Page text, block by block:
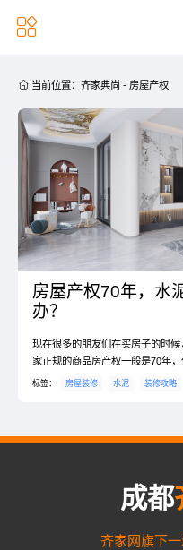

 当前位置： 齐家典尚 - 房屋产权
房屋产权70年，水
办？
现在很多的朋友们在买房子的时
家正规的商品房产权一般是70年
比较仔细，因为他们了解到水泥
标签： 房屋装修 水泥 装修攻略
成都
齐家网旗下